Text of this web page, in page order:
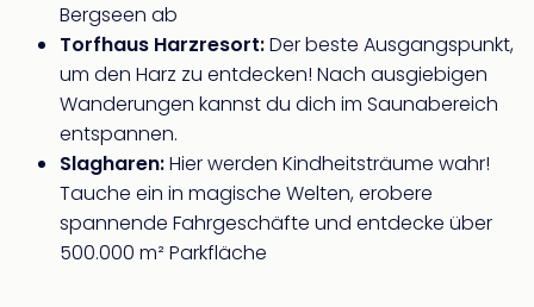
Bergseen ab
Torfhaus Harzresort:Der beste Ausgangspunkt,
um den Harz zu entdecken! Nach ausgiebigen
Wanderungen kannst du dich im Saunabereich
entspannen.
Slagharen:Hier werden Kindheitsträume wahr!
Tauche ein in magische Welten, erobere
spannende Fahrgeschäfte und entdecke über
500.000 m² Parkfläche